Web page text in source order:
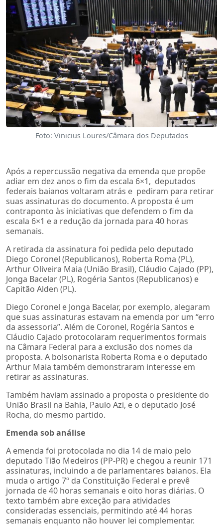
Foto: Vinicius Loures/Câmara dos Deputados
Após a repercussão negativa da emenda que propõe
adiar em dez anos o fim da escala 6×1, deputados
federais baianos voltaram atrás e pediram para retirar
suas assinaturas do documento. A proposta é um
contraponto às iniciativas que defendem o fim da
escala 6×1 e a redução da jornada para 40 horas
semanais.
A retirada da assinatura foi pedida pelo deputado
Diego Coronel (Republicanos), Roberta Roma (PL),
Arthur Oliveira Maia (União Brasil), Cláudio Cajado (PP),
Jonga Bacelar (PL), Rogéria Santos (Republicanos) e
Capitão Alden (PL).
Diego Coronel e Jonga Bacelar, por exemplo, alegaram
que suas assinaturas estavam na emenda por um “erro
da assessoria”. Além de Coronel, Rogéria Santos e
Cláudio Cajado protocolaram requerimentos formais
na Câmara Federal para a exclusão dos nomes da
proposta. A bolsonarista Roberta Roma e o deputado
Arthur Maia também demonstraram interesse em
retirar as assinaturas.
Também haviam assinado a proposta o presidente do
União Brasil na Bahia, Paulo Azi, e o deputado José
Rocha, do mesmo partido.
Emenda sob análise
A emenda foi protocolada no dia 14 de maio pelo
deputado Tião Medeiros (PP-PR) e chegou a reunir 171
assinaturas, incluindo a de parlamentares baianos. Ela
muda o artigo 7º da Constituição Federal e prevê
jornada de 40 horas semanais e oito horas diárias. O
texto também abre exceção para atividades
consideradas essenciais, permitindo até 44 horas
semanais enquanto não houver lei complementar.